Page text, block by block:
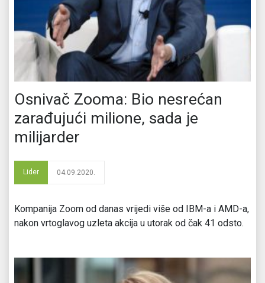
Osnivač Zooma: Bio nesrećan
zarađujući milione, sada je
milijarder
Lider 04.09.2020.
Kompanija Zoom od danas vrijedi više od IBM-a i AMD-a,
nakon vrtoglavog uzleta akcija u utorak od čak 41 odsto.